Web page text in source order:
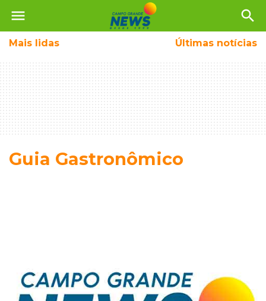
menu search
Mais lidas Últimas notícias
Guia Gastronômico